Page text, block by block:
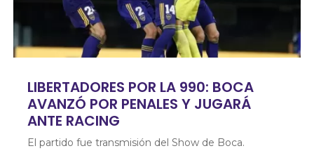
LIBERTADORES POR LA 990: BOCA
AVANZÓ POR PENALES Y JUGARÁ
ANTE RACING
El partido fue transmisión del Show de Boca.